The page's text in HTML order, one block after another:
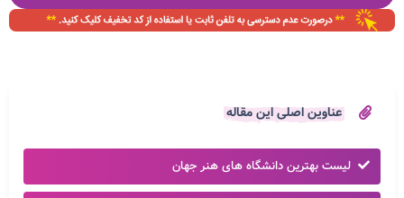
عناوین اصلی این مقاله
لیست بهترین دانشگاه های هنر جهان